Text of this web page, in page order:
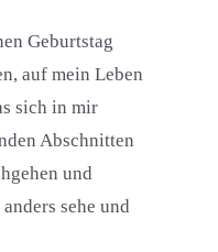
Geburtstag
auf mein Leben
sich in mir
Abschnitten
und
sehe und